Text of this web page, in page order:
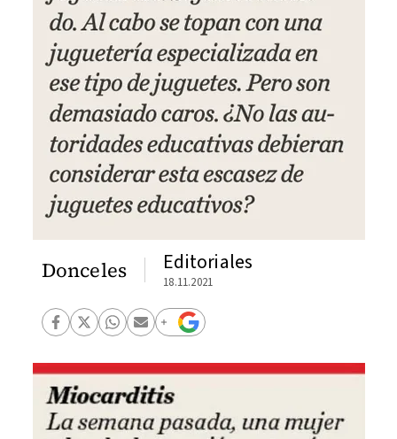
Donceles Editoriales
18.11.2021